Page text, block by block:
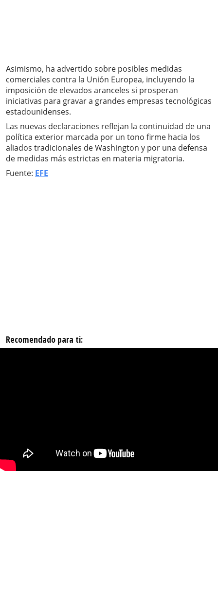
Asimismo, ha advertido sobre posibles medidas
comerciales contra la Unión Europea, incluyendo la
imposición de elevados aranceles si prosperan
iniciativas para gravar a grandes empresas tecnológicas
estadounidenses.
Las nuevas declaraciones reflejan la continuidad de una
política exterior marcada por un tono firme hacia los
aliados tradicionales de Washington y por una defensa
de medidas más estrictas en materia migratoria.
Fuente: EFE
Recomendado para ti: